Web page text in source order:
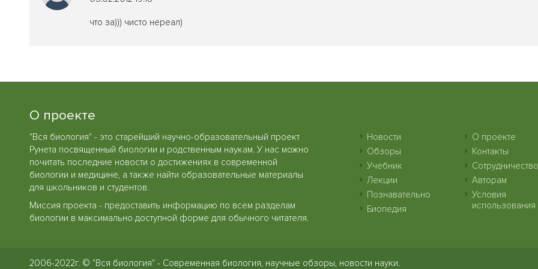
что за))) чисто нереал)
О проекте
"Вся биология" - это старейший научно-образовательный проект
Рунета посвященный биологии и родственным наукам. У нас можно
почитать последние новости о достижениях в современной
биологии и медицине, а также найти образовательные материалы
для школьников и студентов.
Миссия проекта - предоставить информацию по всем разделам
биологии в максимально доступной форме для обычного читателя.
Новости
Обзоры
Учебник
Лекции
Познавательно
Биопедия
О проекте
Контакты
Сотрудничество
Авторам
Условия
использования
2006-2022г. © "Вся биология" - Современная биология, научные обзоры, новости науки.